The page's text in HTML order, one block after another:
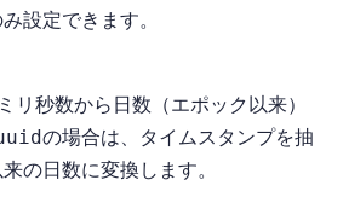
設定できます。
リ秒数から日数（エポック以来）
の場合は、タイムスタンプを抽
の日数に変換します。